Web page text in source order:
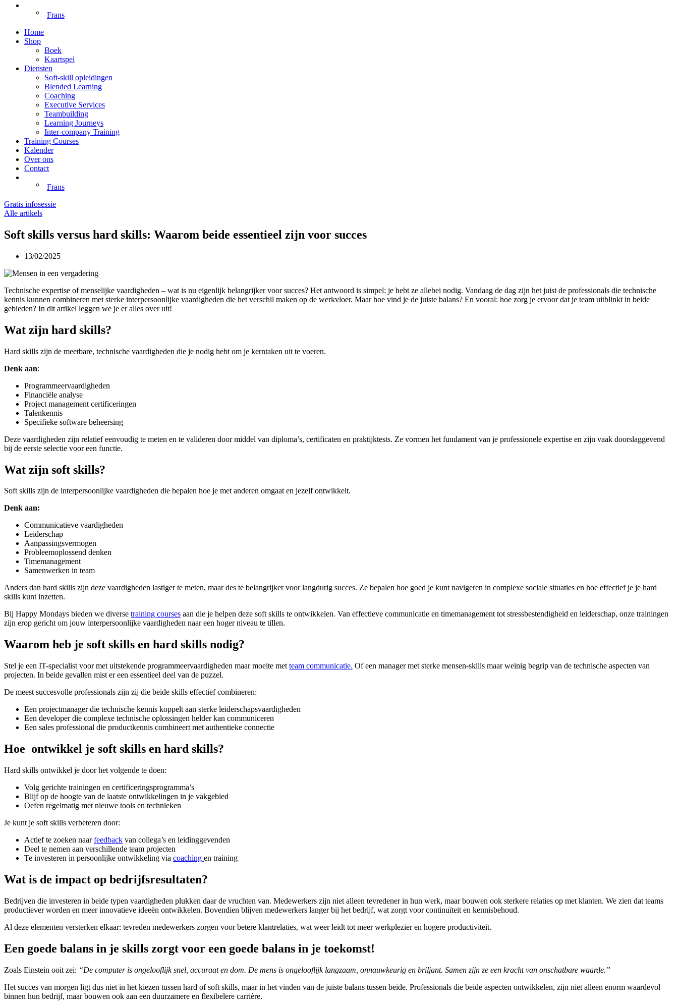
Frans
Home
Shop
Boek
Kaartspel
Diensten
Soft-skill opleidingen
Blended Learning
Coaching
Executive Services
Teambuilding
Learning Journeys
Inter-company Training
Training Courses
Kalender
Over ons
Contact
Frans
Gratis infosessie
Alle artikels
Soft skills versus hard skills: Waarom beide essentieel zijn voor succes
13/02/2025
Technische expertise of menselijke vaardigheden – wat is nu eigenlijk belangrijker voor succes? Het antwoord is simpel: je hebt ze allebei nodig. Vandaag de dag zijn het juist de professionals die technische
kennis kunnen combineren met sterke interpersoonlijke vaardigheden die het verschil maken op de werkvloer. Maar hoe vind je de juiste balans? En vooral: hoe zorg je ervoor dat je team uitblinkt in beide
gebieden? In dit artikel leggen we je er alles over uit!
Wat zijn hard skills?
Hard skills zijn de meetbare, technische vaardigheden die je nodig hebt om je kerntaken uit te voeren.
Denk aan:
Programmeervaardigheden
Financiële analyse
Project management certificeringen
Talenkennis
Specifieke software beheersing
Deze vaardigheden zijn relatief eenvoudig te meten en te valideren door middel van diploma’s, certificaten en praktijktests. Ze vormen het fundament van je professionele expertise en zijn vaak doorslaggevend
bij de eerste selectie voor een functie.
Wat zijn soft skills?
Soft skills zijn de interpersoonlijke vaardigheden die bepalen hoe je met anderen omgaat en jezelf ontwikkelt.
Denk aan:
Communicatieve vaardigheden
Leiderschap
Aanpassingsvermogen
Probleemoplossend denken
Timemanagement
Samenwerken in team
Anders dan hard skills zijn deze vaardigheden lastiger te meten, maar des te belangrijker voor langdurig succes. Ze bepalen hoe goed je kunt navigeren in complexe sociale situaties en hoe effectief je je hard
skills kunt inzetten.
Bij Happy Mondays bieden we diverse training courses aan die je helpen deze soft skills te ontwikkelen. Van effectieve communicatie en timemanagement tot stressbestendigheid en leiderschap, onze trainingen
zijn erop gericht om jouw interpersoonlijke vaardigheden naar een hoger niveau te tillen.
Waarom heb je soft skills en hard skills nodig?
Stel je een IT-specialist voor met uitstekende programmeervaardigheden maar moeite met team communicatie. Of een manager met sterke mensen-skills maar weinig begrip van de technische aspecten van
projecten. In beide gevallen mist er een essentieel deel van de puzzel.
De meest succesvolle professionals zijn zij die beide skills effectief combineren:
Een projectmanager die technische kennis koppelt aan sterke leiderschapsvaardigheden
Een developer die complexe technische oplossingen helder kan communiceren
Een sales professional die productkennis combineert met authentieke connectie
Hoe ontwikkel je soft skills en hard skills?
Hard skills ontwikkel je door het volgende te doen:
Volg gerichte trainingen en certificeringsprogramma’s
Blijf op de hoogte van de laatste ontwikkelingen in je vakgebied
Oefen regelmatig met nieuwe tools en technieken
Je kunt je soft skills verbeteren door:
Actief te zoeken naarfeedback van collega’s en leidinggevenden
Deel te nemen aan verschillende team projecten
Te investeren in persoonlijke ontwikkeling via coaching en training
Wat is de impact op bedrijfsresultaten?
Bedrijven die investeren in beide typen vaardigheden plukken daar de vruchten van. Medewerkers zijn niet alleen tevredener in hun werk, maar bouwen ook sterkere relaties op met klanten. We zien dat teams
productiever worden en meer innovatieve ideeën ontwikkelen. Bovendien blijven medewerkers langer bij het bedrijf, wat zorgt voor continuïteit en kennisbehoud.
Al deze elementen versterken elkaar: tevreden medewerkers zorgen voor betere klantrelaties, wat weer leidt tot meer werkplezier en hogere productiviteit.
Een goede balans in je skills zorgt voor een goede balans in je toekomst!
Zoals Einstein ooit zei: “De computer is ongelooflijk snel, accuraat en dom. De mens is ongelooflijk langzaam, onnauwkeurig en briljant. Samen zijn ze een kracht van onschatbare waarde.”
Het succes van morgen ligt dus niet in het kiezen tussen hard of soft skills, maar in het vinden van de juiste balans tussen beide. Professionals die beide aspecten ontwikkelen, zijn niet alleen enorm waardevol
binnen hun bedrijf, maar bouwen ook aan een duurzamere en flexibelere carrière.